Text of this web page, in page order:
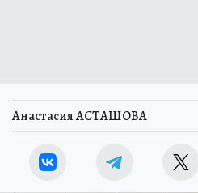
Анастасия АСТАШОВА